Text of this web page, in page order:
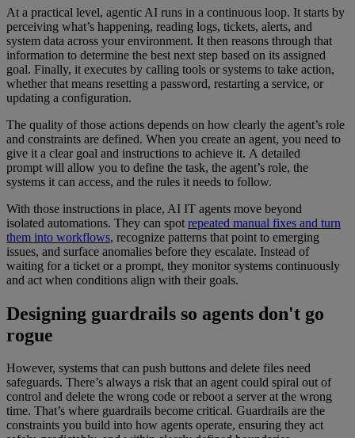
At a practical level, agentic AI runs in a continuous loop. It starts by
perceiving what’s happening, reading logs, tickets, alerts, and
system data across your environment. It then reasons through that
information to determine the best next step based on its assigned
goal. Finally, it executes by calling tools or systems to take action,
whether that means resetting a password, restarting a service, or
updating a configuration.
The quality of those actions depends on how clearly the agent’s role
and constraints are defined. When you create an agent, you need to
give it a clear goal and instructions to achieve it. A detailed
prompt will allow you to define the task, the agent’s role, the
systems it can access, and the rules it needs to follow.
With those instructions in place, AI IT agents move beyond
isolated automations. They can spot repeated manual fixes and turn
them into workflows, recognize patterns that point to emerging
issues, and surface anomalies before they escalate. Instead of
waiting for a ticket or a prompt, they monitor systems continuously
and act when conditions align with their goals.
Designing guardrails so agents don't go
rogue
However, systems that can push buttons and delete files need
safeguards. There’s always a risk that an agent could spiral out of
control and delete the wrong code or reboot a server at the wrong
time. That’s where guardrails become critical. Guardrails are the
constraints you build into how agents operate, ensuring they act